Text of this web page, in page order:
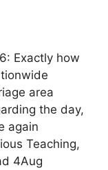
Exactly how
area
the day,
again
Teaching,
4Aug